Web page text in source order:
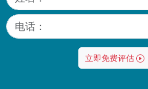
立即免费评估